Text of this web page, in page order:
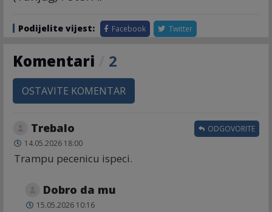
Podijelite vijest: Facebook Twitter
Komentari 2
OSTAVITE KOMENTAR
Trebalo
14.05.2026 18:00
Trampu pecenicu ispeci.
ODGOVORITE
Dobro da mu
15.05.2026 10:16